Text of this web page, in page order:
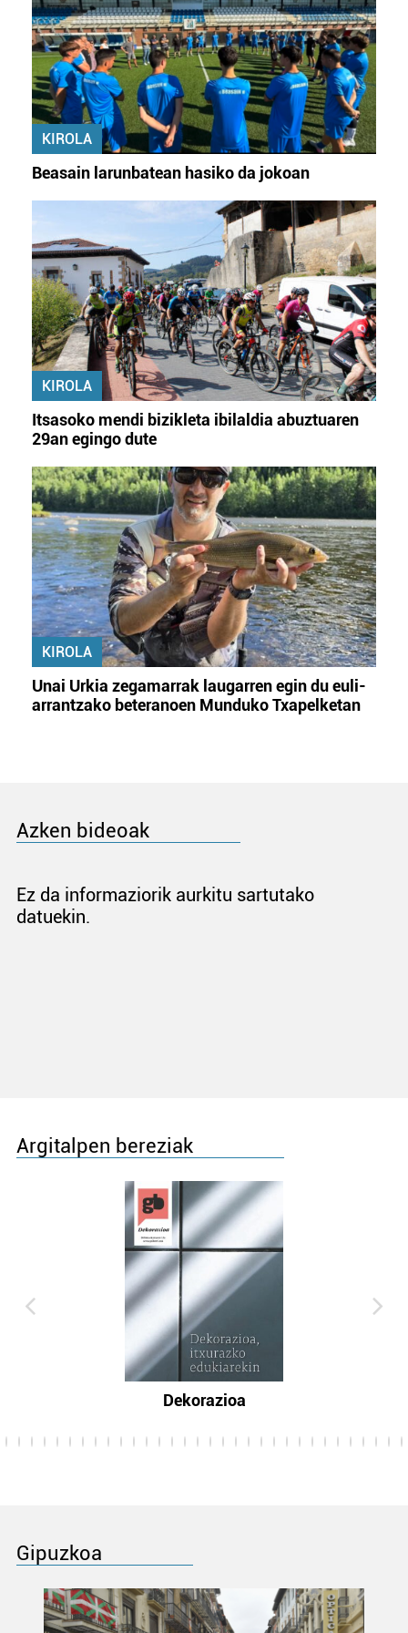
KIROLA
Beasain larunbatean hasiko da jokoan
KIROLA
Itsasoko mendi bizikleta ibilaldia abuztuaren
29an egingo dute
KIROLA
Unai Urkia zegamarrak laugarren egin du euli-
arrantzako beteranoen Munduko Txapelketan
Azken bideoak
Ez da informaziorik aurkitu sartutako
datuekin.
Argitalpen bereziak
Dekorazioa
Gipuzkoa